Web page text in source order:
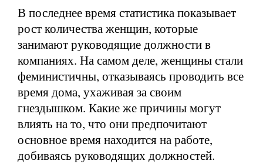
В последнее время статистика показывает
рост количества женщин, которые
занимают руководящие должности в
компаниях. На самом деле, женщины стали
феминистичны, отказываясь проводить все
время дома, ухаживая за своим
гнездышком. Какие же причины могут
влиять на то, что они предпочитают
основное время находится на работе,
добиваясь руководящих должностей.